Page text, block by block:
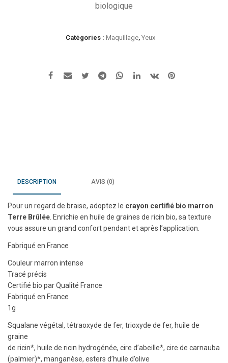
biologique
Catégories : Maquillage, Yeux
DESCRIPTION AVIS (0)
Pour un regard de braise, adoptez le crayon certifié bio marron
Terre Brûlée. Enrichie en huile de graines de ricin bio, sa texture
vous assure un grand confort pendant et après l’application.
Fabriqué en France
Couleur marron intense
Tracé précis
Certifié bio par Qualité France
Fabriqué en France
1g
Squalane végétal, tétraoxyde de fer, trioxyde de fer, huile de
graine
de ricin*, huile de ricin hydrogénée, cire d’abeille*, cire de carnauba
(palmier)*, manganèse, esters d’huile d’olive